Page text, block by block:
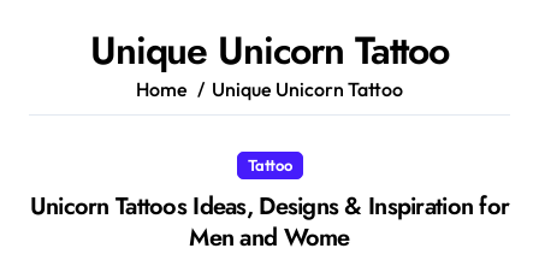
Unique Unicorn Tattoo
Home Unique Unicorn Tattoo
Tattoo
Unicorn Tattoos Ideas, Designs & Inspiration for
Men and Wome